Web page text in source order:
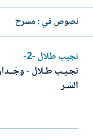
نصوص في : مسرح
نجيب طلال -2-
نجـيـب طـلال -
السّـر